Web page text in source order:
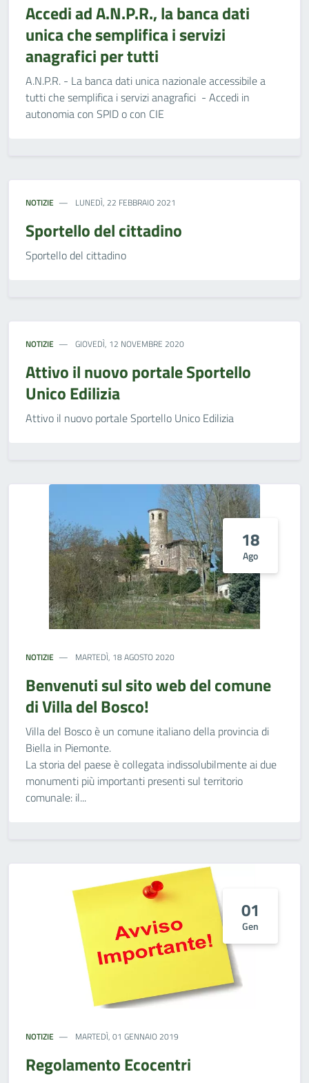
Accedi ad A.N.P.R., la banca dati
unica che semplifica i servizi
anagrafici per tutti
A.N.P.R. - La banca dati unica nazionale accessibile a
tutti che semplifica i servizi anagrafici - Accedi in
autonomia con SPID o con CIE
NOTIZIE LUNEDÌ, 22 FEBBRAIO 2021
Sportello del cittadino
Sportello del cittadino
NOTIZIE GIOVEDÌ, 12 NOVEMBRE 2020
Attivo il nuovo portale Sportello
Unico Edilizia
Attivo il nuovo portale Sportello Unico Edilizia
18
Ago
NOTIZIE MARTEDÌ, 18 AGOSTO 2020
Benvenuti sul sito web del comune
di Villa del Bosco!
Villa del Bosco è un comune italiano della provincia di
Biella in Piemonte.
La storia del paese è collegata indissolubilmente ai due
monumenti più importanti presenti sul territorio
comunale: il...
01
Gen
NOTIZIE MARTEDÌ, 01 GENNAIO 2019
Regolamento Ecocentri